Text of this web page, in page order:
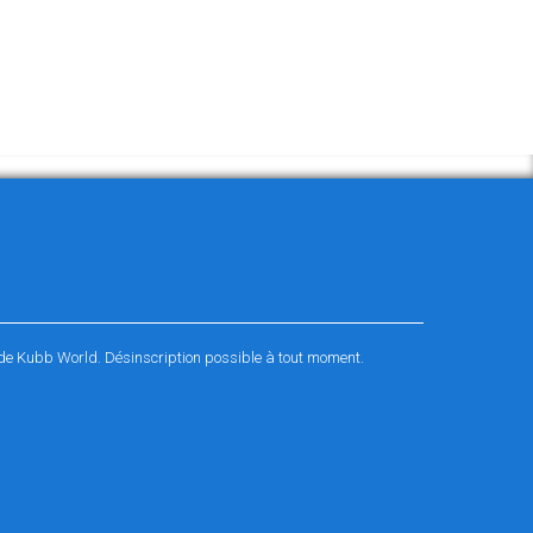
Kubb World. Désinscription possible à tout moment.